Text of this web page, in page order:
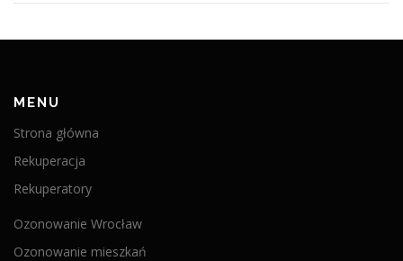
MENU
Strona główna
Rekuperacja
Rekuperatory
Ozonowanie Wrocław
Ozonowanie mieszkań